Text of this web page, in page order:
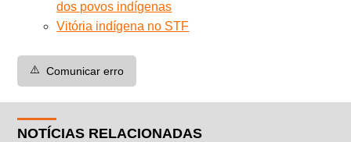
dos povos indígenas
Vitória indígena no STF
⚠️ Comunicar erro
NOTÍCIAS RELACIONADAS